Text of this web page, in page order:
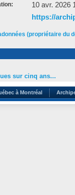
10 avr. 2026
https://
(propriétaire du
sur cinq ans...
à Montréal